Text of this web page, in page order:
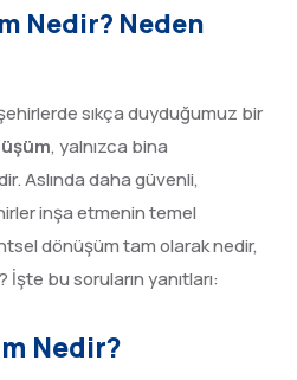
Nedir? Neden
sıkça duyduğumuz bir
, yalnızca bina
Aslında daha güvenli,
inşa etmenin temel
dönüşüm tam olarak nedir,
bu soruların yanıtları:
Nedir?